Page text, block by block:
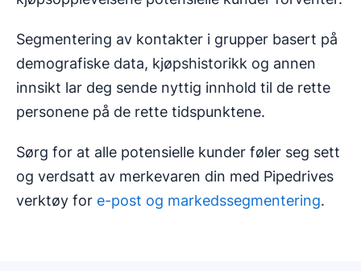
Segmentering av kontakter i grupper basert på
demografiske data, kjøpshistorikk og annen
innsikt lar deg sende nyttig innhold til de rette
personene på de rette tidspunktene.
Sørg for at alle potensielle kunder føler seg sett
og verdsatt av merkevaren din med Pipedrives
verktøy for e-post og markedssegmentering.